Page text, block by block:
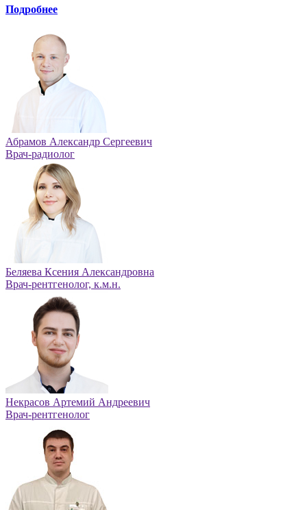
Подробнее
Абрамов Александр Сергеевич
Врач-радиолог
Беляева Ксения Александровна
Врач-рентгенолог, к.м.н.
Некрасов Артемий Андреевич
Врач-рентгенолог